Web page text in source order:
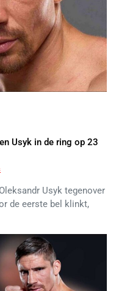
Usyk in de ring op 23
Usyk tegenover
de eerste bel klinkt,